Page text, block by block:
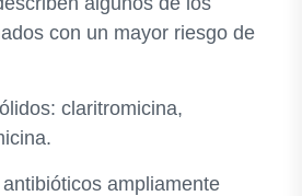
con un mayor riesgo de
claritromicina,
ampliamente